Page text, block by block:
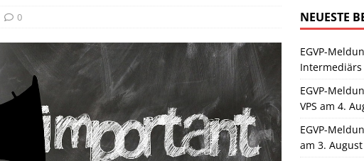
0 NEUESTE
EGVP-
Intermediärs
EGVP-
VPS am 4.
EGVP-
am 3.